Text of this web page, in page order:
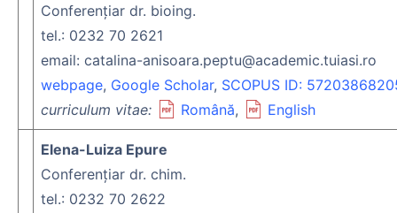
Conferențiar dr. bioing.
tel.: 0232 70 2621
email: catalina-anisoara.peptu@academic.tuiasi.ro
webpage, Google Scholar, SCOPUS ID:
curriculum vitae:
Română, English
Elena-Luiza Epure
Conferențiar dr. chim.
tel.: 0232 70 2622